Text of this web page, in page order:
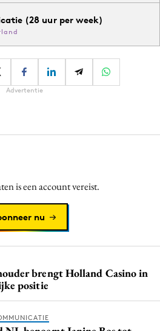
(28 uur per week)
Advertentie
is een account vereist.
nu
brengt Holland Casino in
positie